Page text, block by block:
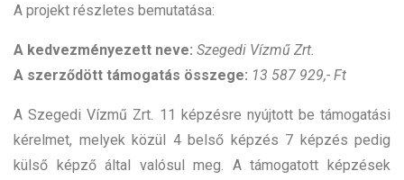
A projekt részletes bemutatása:
A kedvezményezett neve: Szegedi Vízmű Zrt.
A szerződött támogatás összege: 13 587 929,- Ft
A Szegedi Vízmű Zrt. 11 képzésre nyújtott be támogatási
kérelmet, melyek közül 4 belső képzés 7 képzés pedig
külső képző által valósul meg. A támogatott képzések